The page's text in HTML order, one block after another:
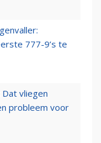
777-9’s te
vliegen
probleem voor